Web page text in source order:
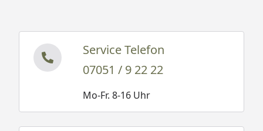
Service Telefon
07051 / 9 22 22
Mo-Fr. 8-16 Uhr